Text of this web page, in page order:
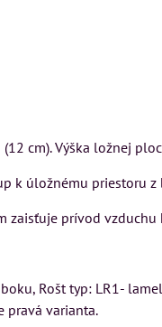
cm). Výška ložnej
k úložnému priestoru
zaisťuje prívod vzduchu
Rošt typ: LR1-
pravá varianta.
Matrac MIZAR
talianskeho
ponúka...
699 €